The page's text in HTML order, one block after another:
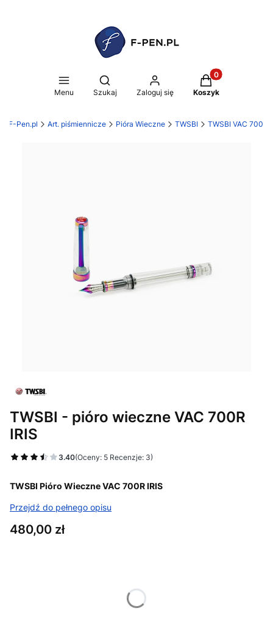
Menu
Otwórz wyszukiwarkę
Szukaj Zaloguj się
Produkty w
Koszyk
F-Pen.pl Art. piśmiennicze Pióra Wieczne TWSBI TWSBI VAC 700
TWSBI - pióro wieczne VAC 700R
IRIS
3.40(Oceny: 5 Recenzje: 3)
TWSBI Pióro Wieczne VAC 700R IRIS
Przejdź do pełnego opisu
Cena
480,00 zł